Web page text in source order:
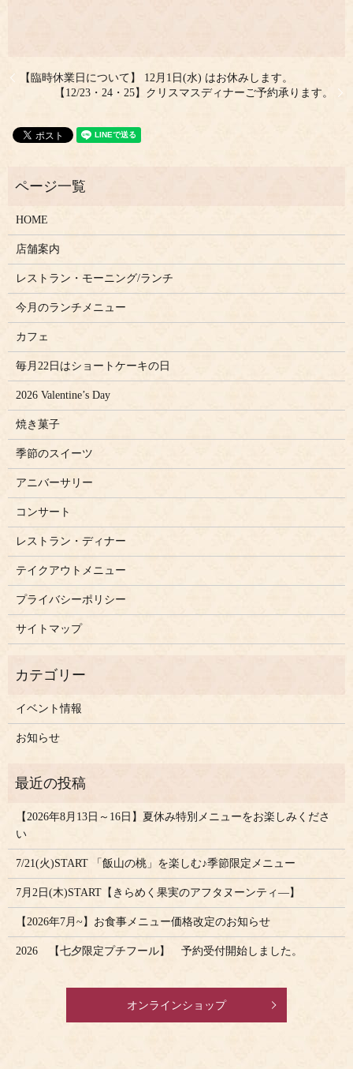
【臨時休業日について】 12月1日(水) はお休みします。
【12/23・24・25】クリスマスディナーご予約承ります。
HOME
店舗案内
レストラン・モーニング/ランチ
今月のランチメニュー
カフェ
毎月22日はショートケーキの日
2026 Valentine’s Day
焼き菓子
季節のスイーツ
アニバーサリー
コンサート
レストラン・ディナー
テイクアウトメニュー
プライバシーポリシー
サイトマップ
イベント情報
お知らせ
【2026年8月13日～16日】夏休み特別メニューをお楽しみくださ
い
7/21(火)START 「飯山の桃」を楽しむ♪季節限定メニュー
7月2日(木)START【きらめく果実のアフタヌーンティ―】
【2026年7月~】お食事メニュー価格改定のお知らせ
2026 【七夕限定プチフール】 予約受付開始しました。
オンラインショップ